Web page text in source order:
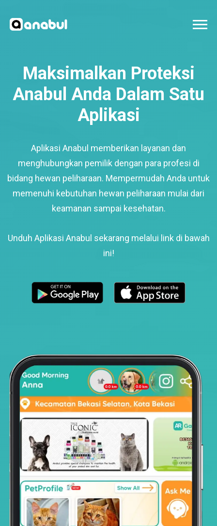
Maksimalkan Proteksi
Anabul Anda Dalam Satu
Aplikasi
Aplikasi Anabul memberikan layanan dan
menghubungkan pemilik dengan para profesi di
bidang hewan peliharaan. Mempermudah Anda untuk
memenuhi kebutuhan hewan peliharaan mulai dari
keamanan sampai kesehatan.
Unduh Aplikasi Anabul sekarang melalui link di bawah
ini!